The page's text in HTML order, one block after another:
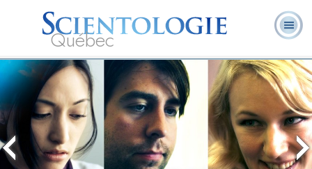
Québec
À
notre
sujet
L. Ron Hubbard
Qu’est-ce que la
Scientologie ?
Ministres
volontaires
Foire aux
questions
Livres